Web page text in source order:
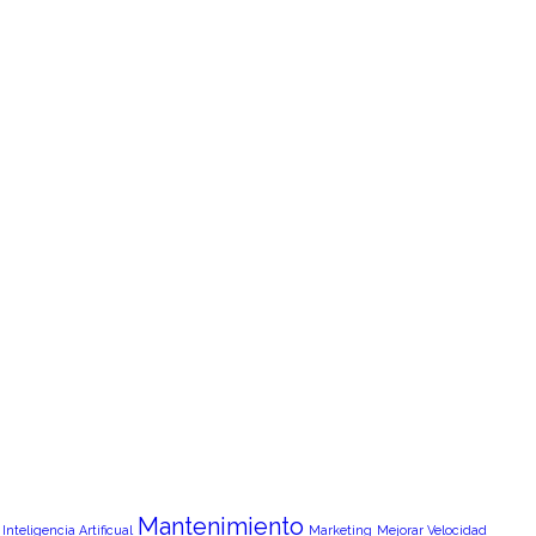
Inteligencia Artificual Mantenimiento Marketing Mejorar Velocidad